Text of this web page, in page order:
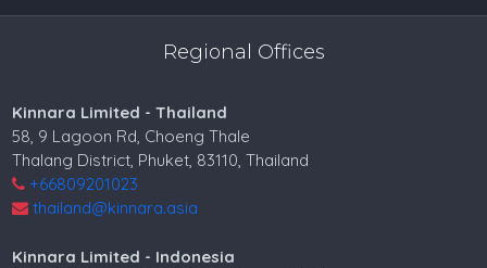
Regional Offices
Kinnara Limited - Thailand
58, 9 Lagoon Rd, Choeng Thale
Thalang District, Phuket, 83110, Thailand
+66809201023
thailand@kinnara.asia
Kinnara Limited - Indonesia